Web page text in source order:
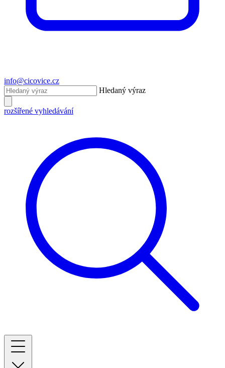
info@cicovice.cz
Hledaný výraz
rozšířené vyhledávání